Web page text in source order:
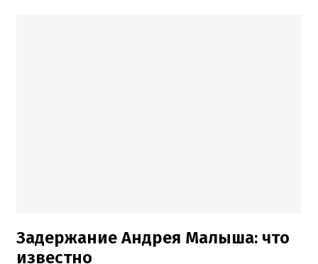
Задержание Андрея Малыша: что
известно